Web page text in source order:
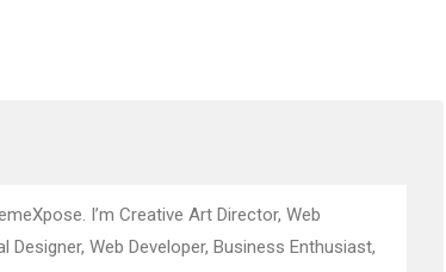
I’m Creative Art Director, Web
Designer, Web Developer, Business Enthusiast,